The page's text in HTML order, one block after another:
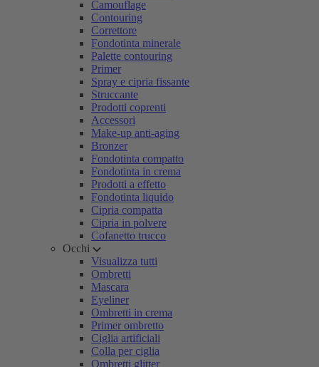
Camouflage
Contouring
Correttore
Fondotinta minerale
Palette contouring
Primer
Spray e cipria fissante
Struccante
Prodotti coprenti
Accessori
Make-up anti-aging
Bronzer
Fondotinta compatto
Fondotinta in crema
Prodotti a effetto
Fondotinta liquido
Cipria compatta
Cipria in polvere
Cofanetto trucco
Occhi
Visualizza tutti
Ombretti
Mascara
Eyeliner
Ombretti in crema
Primer ombretto
Ciglia artificiali
Colla per ciglia
Ombretti glitter